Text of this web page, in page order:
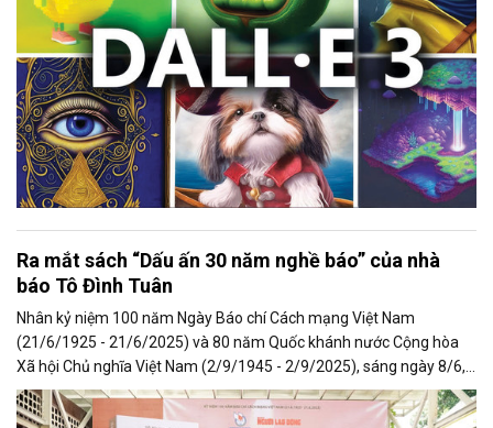
Ra mắt sách “Dấu ấn 30 năm nghề báo” của nhà
báo Tô Đình Tuân
Nhân kỷ niệm 100 năm Ngày Báo chí Cách mạng Việt Nam
(21/6/1925 - 21/6/2025) và 80 năm Quốc khánh nước Cộng hòa
Xã hội Chủ nghĩa Việt Nam (2/9/1945 - 2/9/2025), sáng ngày 8/6,
tại Đường Sách TP.HCM, Hội Nhà báo TP.HCM phối hợp cùng Báo
Người Lao Động đã tổ chức lễ ra mắt cuốn sách “Dấu ấn 30 năm